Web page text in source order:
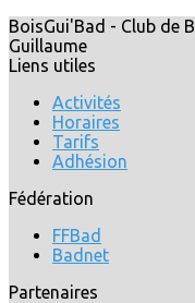
BoisGui'Bad - Club de
Guillaume
Liens utiles
Activités
Horaires
Tarifs
Adhésion
Fédération
FFBad
Badnet
Partenaires